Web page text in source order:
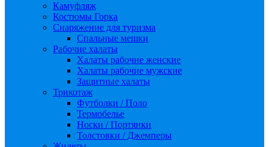
Камуфляж
Костюмы Горка
Снаряжение для туризма
Спальные мешки
Рабочие халаты
Халаты рабочие женские
Халаты рабочие мужские
Защитные халаты
Трикотаж
Футболки / Поло
Термобелье
Носки / Портянки
Толстовки / Джемперы